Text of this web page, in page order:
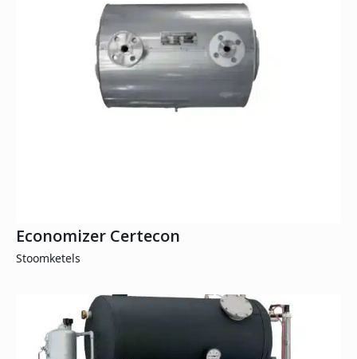
Economizer Certecon
Stoomketels